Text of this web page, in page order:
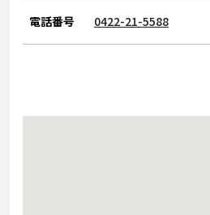
電話番号 0422-21-5588